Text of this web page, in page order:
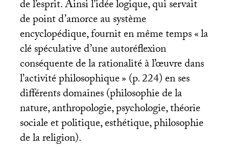
de l’esprit. Ainsi l’idée logique, qui servait
de point d’amorce au système
encyclopédique, fournit en même temps «la
clé spéculative d’une autoréflexion
conséquente de la rationalité à l’œuvre dans
l’activité philosophique» (p. 224) en ses
différents domaines (philosophie de la
nature, anthropologie, psychologie, théorie
sociale et politique, esthétique, philosophie
de la religion).